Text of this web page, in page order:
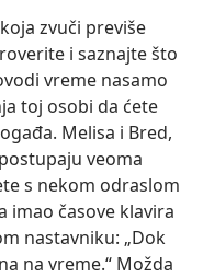
zvuči previše
i saznajte što
vreme nasamo
toj osobi da ćete
Melisa i Bred,
veoma
s nekom odraslom
imao časove klavira
nastavniku: „Dok
na vreme.“ Možda